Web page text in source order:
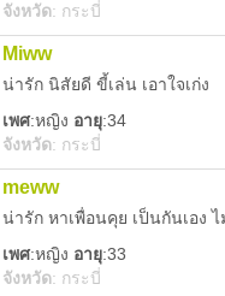
จังหวัด: กระบี่
Miww
น่ารัก นิสัยดี ขี้เล่น เอาใจเก่ง
เพศ:หญิง อายุ:34
จังหวัด: กระบี่
meww
น่ารัก หาเพื่อนคุย เป็นกันเอง ไ
เพศ:หญิง อายุ:33
จังหวัด: กระบี่